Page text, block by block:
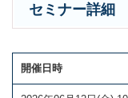
セミナー詳細
開催日時